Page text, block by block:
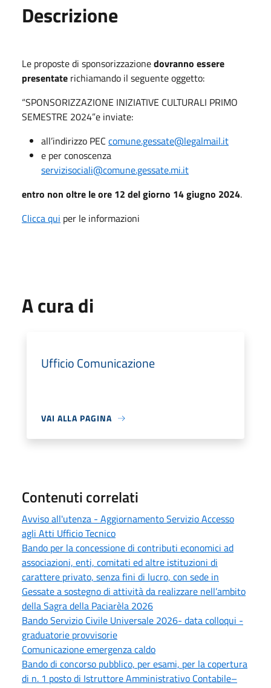
Descrizione
Le proposte di sponsorizzazionedovranno essere
presentate richiamando il seguente oggetto:
“SPONSORIZZAZIONE INIZIATIVE CULTURALI PRIMO
SEMESTRE 2024”e inviate:
all’indirizzo PEC comune.gessate@legalmail.it
e per conoscenza
servizisociali@comune.gessate.mi.it
entro non oltre le ore 12 del giorno 14 giugno 2024.
Clicca qui per le informazioni
A cura di
Ufficio Comunicazione
VAI ALLA PAGINA
Contenuti correlati
Avviso all'utenza - Aggiornamento Servizio Accesso
agli Atti Ufficio Tecnico
Bando per la concessione di contributi economici ad
associazioni, enti, comitati ed altre istituzioni di
carattere privato, senza fini di lucro, con sede in
Gessate a sostegno di attività da realizzare nell’ambito
della Sagra della Paciarèla 2026
Bando Servizio Civile Universale 2026- data colloqui -
graduatorie provvisorie
Comunicazione emergenza caldo
Bando di concorso pubblico, per esami, per la copertura
di n. 1 posto di Istruttore Amministrativo Contabile–